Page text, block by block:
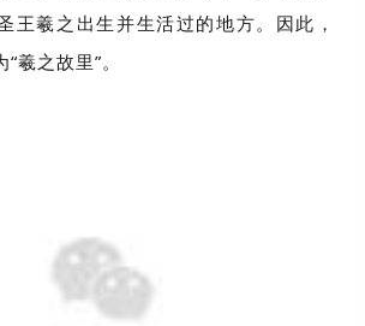
王羲之出生并生活过的地方。因此，
羲之故里”。